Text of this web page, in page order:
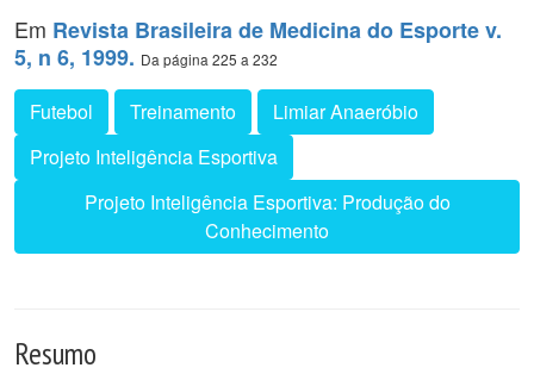
Em Revista Brasileira de Medicina do Esporte v.
5, n 6, 1999. Da página 225 a 232
Futebol Treinamento
Limiar Anaeróbio
Projeto Inteligência Esportiva
Projeto Inteligência Esportiva: Produção do
Conhecimento
Resumo